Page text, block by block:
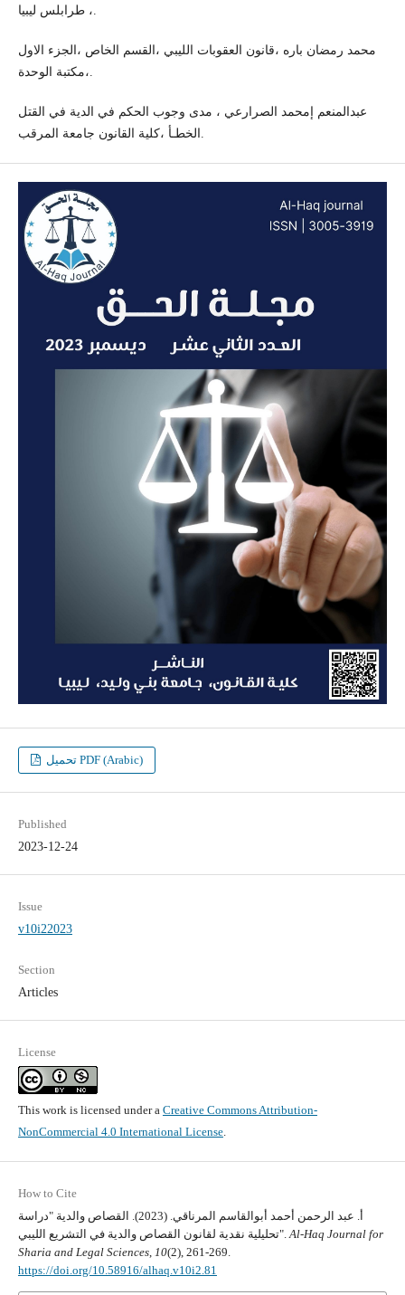
، طرابلس ليبيا.
محمد رمضان باره ،قانون العقوبات الليبي ،القسم الخاص ،الجزء الاول
،مكتبة الوحدة.
عبدالمنعم إمحمد الصرارعي ، مدى وجوب الحكم في الدية في القتل
الخطـأ ،كلية القانون جامعة المرقب.
تحميل PDF (Arabic)
Published
2023-12-24
Issue
v10i22023
Section
Articles
License
This work is licensed under a Creative Commons Attribution-
NonCommercial 4.0 International License.
How to Cite
أ. عبد الرحمن أحمد أبوالقاسم المرناقي. (2023). القصاص والدية "دراسة
تحليلية نقدية لقانون القصاص والدية في التشريع الليبي".Al-Haq Journal for
Sharia and Legal Sciences, 10(2), 261-269.
https://doi.org/10.58916/alhaq.v10i2.81